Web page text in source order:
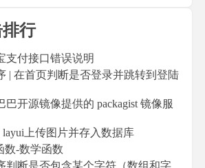
排行
支付接口错误说明
| 在首页判断是否登录并跳转到登陆
巴开源镜像提供的 packagist 镜像服
layui上传图片并存入数据库
数-数学函数
判断是否包含某个字符（数组和字